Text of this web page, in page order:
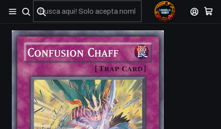
No olviden reportar sus depositos y transferencias por Whatsapp